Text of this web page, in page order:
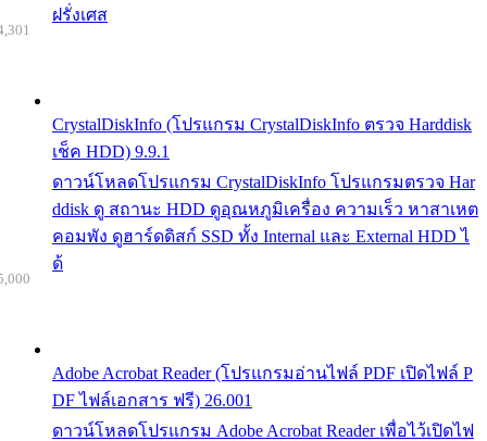
ฝรั่งเศส
CrystalDiskInfo (โปรแกรม CrystalDiskInfo ตรวจ Harddisk
เช็ค HDD) 9.9.1
ดาวน์โหลดโปรแกรม CrystalDiskInfo โปรแกรมตรวจ Har
ddisk ดู สถานะ HDD ดูอุณหภูมิเครื่อง ความเร็ว หาสาเหต
คอมพัง ดูฮาร์ดดิสก์ SSD ทั้ง Internal และ External HDD ไ
ด้
Adobe Acrobat Reader (โปรแกรมอ่านไฟล์ PDF เปิดไฟล์ P
DF ไฟล์เอกสาร ฟรี) 26.001
ดาวน์โหลดโปรแกรม Adobe Acrobat Reader เพื่อไว้เปิดไฟ